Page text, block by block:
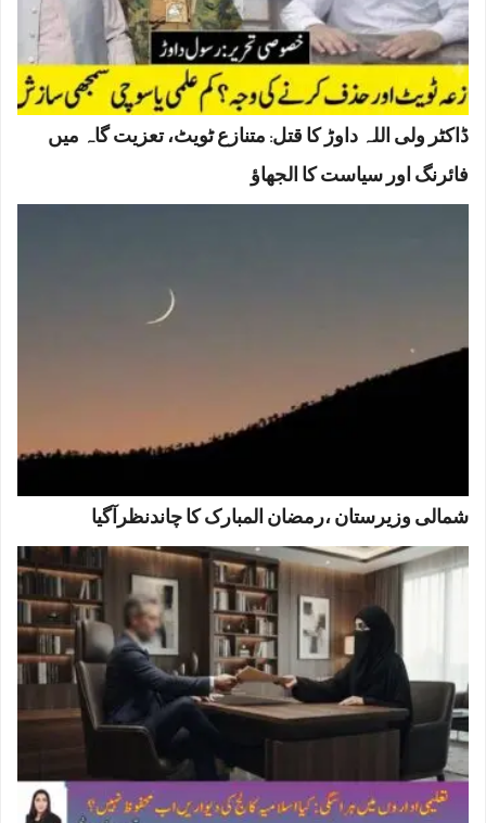
ڈاکٹر ولی اللہ داوڑ کا قتل: متنازع ٹویٹ، تعزیت گاہ میں
فائرنگ اور سیاست کا الجھاؤ
شمالی وزیرستان ،رمضان المبارک کا چاندنظرآگیا